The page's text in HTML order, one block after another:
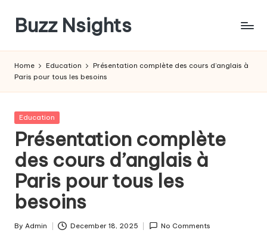
content
Buzz Nsights
Across
&
News
Home Education
Présentation complète des cours d’anglais à
Paris pour tous les besoins
Posted
Education
Présentation complète
des cours d’anglais à
Paris pour tous les
besoins
Posted
By Admin December 18, 2025 No Comments